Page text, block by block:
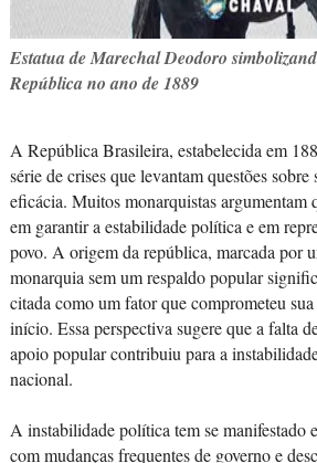
Estatua de Marechal Deodoro
República no ano de 1889
A República Brasileira, estabelecida em
série de crises que levantam questões
eficácia. Muitos monarquistas argumentam
em garantir a estabilidade política e em
povo. A origem da república, marcada por
monarquia sem um respaldo popular
citada como um fator que comprometeu
início. Essa perspectiva sugere que a falta
apoio popular contribuiu para a
nacional.
A instabilidade política tem se manifestado
com mudanças frequentes de governo e